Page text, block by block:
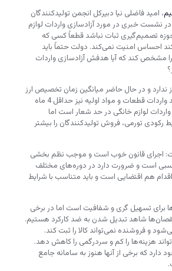
، امید فاضلی نیا دبیرکل انجمن تولیدکنندگان
در نشست خبری در مورد آزادسازی واردات لوازم
تصمیم‌گیری ثبات نباشد قطعاً کسی که
احساس امنیت نمی‌کند. دولت حتماً باید
کند که آیا هدفش آزادسازی واردات
ندارد و در حال حاضر میانگین زمان تخصیص ارز
بالای 80 روز است. فرایند واردات قطعات و مواد اولیه نیز حداقل 4 ماه
واردات لوازم خانگی در حد شعار است اما
رکودی تورمی، فروش تولیدکنندگان را بیشتر
اجرای قانون خوب است و موجب نظم بخشی
است و ضرورت دارد در دوره‌های مختلف
اقدام هم اقتضایی است و باید متناسب با شرایط
برای تسهیل گری و شفافیت است اما در برخی
نقصان‌ها شاهد تبدیل شدن به ضد کارکرد هستیم.
و فروشنده نمی‌تواند کالا را ثبت کند.
هزینه‌ها را کم و سردرگمی را کاهش دهد.
دارد که برخی از آنها هنوز به سامانه جامع